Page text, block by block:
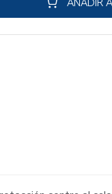
AÑADIR